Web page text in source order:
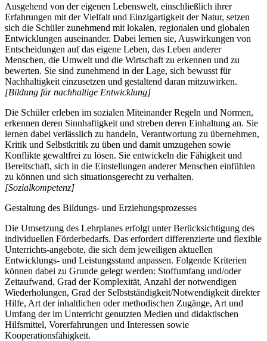
Ausgehend von der eigenen Lebenswelt, einschließlich ihrer
Erfahrungen mit der Vielfalt und Einzigartigkeit der Natur, setzen
sich die Schüler zunehmend mit lokalen, regionalen und globalen
Entwicklungen auseinander. Dabei lernen sie, Auswirkungen von
Entscheidungen auf das eigene Leben, das Leben anderer
Menschen, die Umwelt und die Wirtschaft zu erkennen und zu
bewerten. Sie sind zunehmend in der Lage, sich bewusst für
Nachhaltigkeit einzusetzen und gestaltend daran mitzuwirken.
[Bildung für nachhaltige Entwicklung]
Die Schüler erleben im sozialen Miteinander Regeln und Normen,
erkennen deren Sinnhaftigkeit und streben deren Einhaltung an. Sie
lernen dabei verlässlich zu handeln, Verantwortung zu übernehmen,
Kritik und Selbstkritik zu üben und damit umzugehen sowie
Konflikte gewaltfrei zu lösen. Sie entwickeln die Fähigkeit und
Bereitschaft, sich in die Einstellungen anderer Menschen einfühlen
zu können und sich situationsgerecht zu verhalten.
[Sozialkompetenz]
Gestaltung des Bildungs- und Erziehungsprozesses
Die Umsetzung des Lehrplanes erfolgt unter Berücksichtigung des
individuellen Förderbedarfs. Das erfordert differenzierte und flexible
Unterrichts-angebote, die sich dem jeweiligen aktuellen
Entwicklungs- und Leistungsstand anpassen. Folgende Kriterien
können dabei zu Grunde gelegt werden: Stoffumfang und/oder
Zeitaufwand, Grad der Komplexität, Anzahl der notwendigen
Wiederholungen, Grad der Selbstständigkeit/Notwendigkeit direkter
Hilfe, Art der inhaltlichen oder methodischen Zugänge, Art und
Umfang der im Unterricht genutzten Medien und didaktischen
Hilfsmittel, Vorerfahrungen und Interessen sowie
Kooperationsfähigkeit.